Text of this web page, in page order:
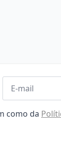
Email
como da